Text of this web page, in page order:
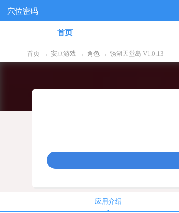
穴位密码
首页
首页 → 安卓游戏 → 角色 → 锈湖天堂岛 V1.0.13
应用介绍